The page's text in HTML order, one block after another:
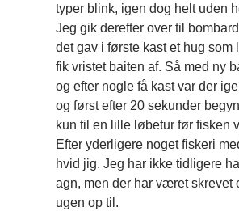
typer blink, igen dog helt uden
Jeg gik derefter over til
det gav i første kast et hug
fik vristet baiten af. Så med ny
og efter nogle få kast var der
og først efter 20 sekunder
kun til en lille løbetur før fisken
Efter yderligere noget fiskeri
hvid jig. Jeg har ikke tidligere
agn, men der har været skrevet
ugen op til.